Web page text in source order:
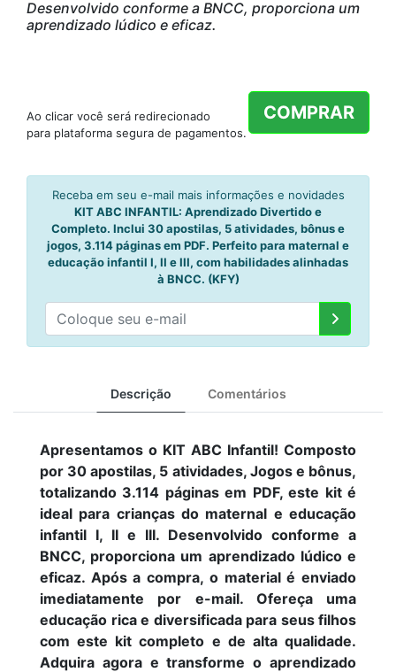
Desenvolvido conforme a BNCC, proporciona um
aprendizado lúdico e eficaz.
COMPRAR
Ao clicar você será redirecionado
para plataforma segura de pagamentos.
Receba em seu e-mail mais informações e novidades
KIT ABC INFANTIL: Aprendizado Divertido e
Completo. Inclui 30 apostilas, 5 atividades, bônus e
jogos, 3.114 páginas em PDF. Perfeito para maternal e
educação infantil I, II e III, com habilidades alinhadas
à BNCC. (KFY)
Descrição Comentários
Apresentamos o KIT ABC Infantil! Composto
por 30 apostilas, 5 atividades, Jogos e bônus,
totalizando 3.114 páginas em PDF, este kit é
ideal para crianças do maternal e educação
infantil I, II e III. Desenvolvido conforme a
BNCC, proporciona um aprendizado lúdico e
eficaz. Após a compra, o material é enviado
imediatamente por e-mail. Ofereça uma
educação rica e diversificada para seus filhos
com este kit completo e de alta qualidade.
Adquira agora e transforme o aprendizado